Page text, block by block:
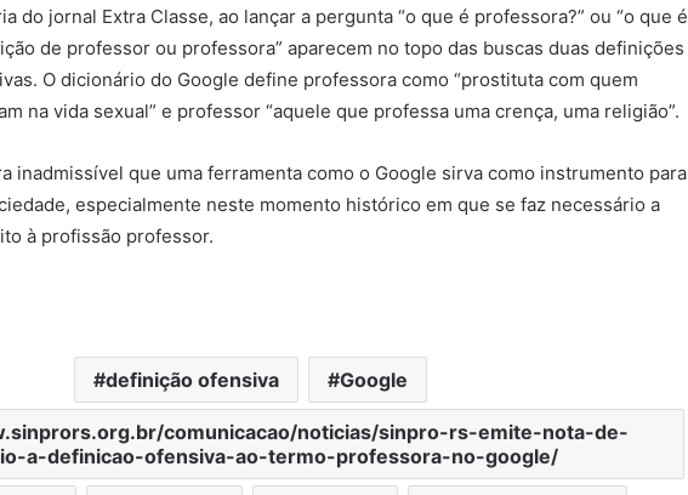
do jornal Extra Classe, ao lançar a pergunta “o que é professora?” ou “o que é
de professor ou professora” aparecem no topo das buscas duas definições
O dicionário do Google define professora como “prostituta com quem
na vida sexual” e professor “aquele que professa uma crença, uma religião”.
inadmissível que uma ferramenta como o Google sirva como instrumento para
especialmente neste momento histórico em que se faz necessário a
à profissão professor.
definição ofensiva Google
comunicacao/noticias/sinpro-rs-emite-nota-de-
a-definicao-ofensiva-ao-termo-professora-no-google/